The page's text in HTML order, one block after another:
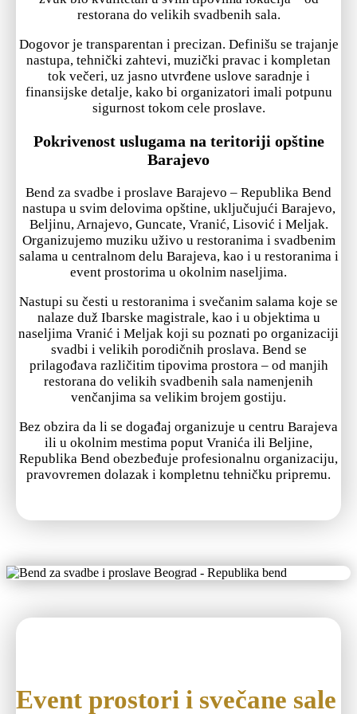
restorana do velikih svadbenih sala.
Dogovor je transparentan i precizan. Definišu se trajanje
nastupa, tehnički zahtevi, muzički pravac i kompletan
tok večeri, uz jasno utvrđene uslove saradnje i
finansijske detalje, kako bi organizatori imali potpunu
sigurnost tokom cele proslave.
Pokrivenost uslugama na teritoriji opštine
Barajevo
Bend za svadbe i proslave Barajevo – Republika Bend
nastupa u svim delovima opštine, uključujući Barajevo,
Beljinu, Arnajevo, Guncate, Vranić, Lisović i Meljak.
Organizujemo muziku uživo u restoranima i svadbenim
salama u centralnom delu Barajeva, kao i u restoranima i
event prostorima u okolnim naseljima.
Nastupi su česti u restoranima i svečanim salama koje se
nalaze duž Ibarske magistrale, kao i u objektima u
naseljima Vranić i Meljak koji su poznati po organizaciji
svadbi i velikih porodičnih proslava. Bend se
prilagođava različitim tipovima prostora – od manjih
restorana do velikih svadbenih sala namenjenih
venčanjima sa velikim brojem gostiju.
Bez obzira da li se događaj organizuje u centru Barajeva
ili u okolnim mestima poput Vranića ili Beljine,
Republika Bend obezbeđuje profesionalnu organizaciju,
pravovremen dolazak i kompletnu tehničku pripremu.
Event prostori i svečane sale